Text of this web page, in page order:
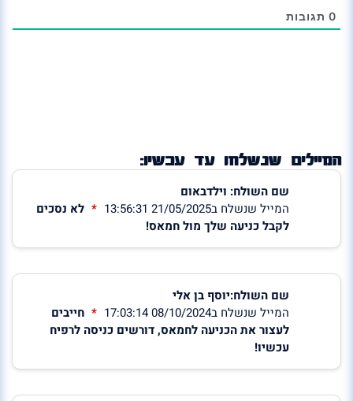
0 תגובות
המיילים שנשלחו עד עכשיו:
שם השולח: וילדבאום
המייל שנשלח ב21/05/2025 13:56:31
לא נסכים
לקבל כניעה שלך מול חמאס!
שם השולח:יוסף בן אלי
המייל שנשלח ב08/10/2024 17:03:14
חייבים
לעצור את הכניעה לחמאס, דורשים כניסה לרפיח
עכשיו!